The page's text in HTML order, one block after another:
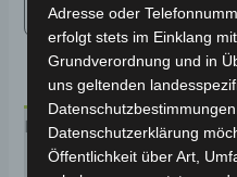
Beschreibung
Produktsicherheit
Adresse oder
erfolgt stets im Einklang
Grundverordnung und in
uns geltenden
Datenschutzerklärung
Öffentlichkeit über Art,